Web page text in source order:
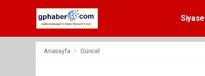
Anasayfa Güncel